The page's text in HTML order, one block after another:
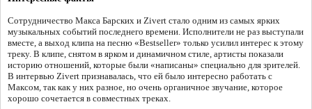
Сотрудничество Макса Барских и Zivert стало одним из самых ярких
музыкальных событий последнего времени. Исполнители не раз выступали
вместе, а выход клипа на песню «Bestseller» только усилил интерес к этому
треку. В клипе, снятом в ярком и динамичном стиле, артисты показали
историю отношений, которые были «написаны» специально для зрителей.
В интервью Zivert признавалась, что ей было интересно работать с
Максом, так как у них разное, но очень органичное звучание, которое
хорошо сочетается в совместных треках.